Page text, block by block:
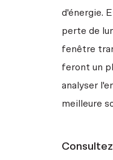
d'énergie.
perte de
fenêtre
feront un
analyser
meilleure